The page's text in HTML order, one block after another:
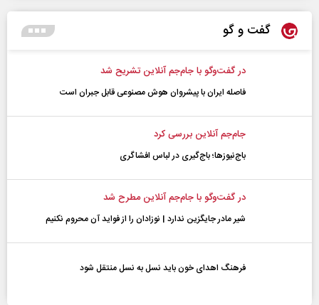
گفت و گو
در گفت‌و‌گو با جام‌جم آنلاین تشریح شد
فاصله ایران با پیشرو‌ان هوش مصنوعی قابل جبران است
جام‌جم آنلاین بررسی کرد
باج‌نیوزها؛ باج‌گیری در لباس افشاگری
در گفت‌و‌گو با جام‌جم آنلاین مطرح شد
شیر مادر جایگزین ندارد | نوزادان را از فواید آن محروم نکنیم
فرهنگ اهدای خون باید نسل به نسل منتقل شود